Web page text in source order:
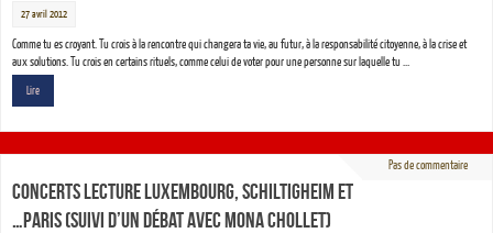
27 avril 2012
Comme tu es croyant. Tu crois à la rencontre qui changera ta vie, au futur, à la responsabilité citoyenne, à la crise et
aux solutions. Tu crois en certains rituels, comme celui de voter pour une personne sur laquelle tu …
Lire
Pas de commentaire
CONCERTS LECTURE LUXEMBOURG, SCHILTIGHEIM ET
…PARIS (suivi d’un débat avec Mona Chollet)